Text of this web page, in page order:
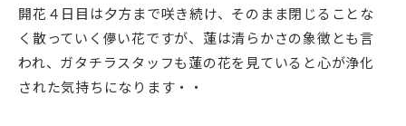
開花４日目は夕方まで咲き続け、そのまま閉じることな
く散っていく儚い花ですが、蓮は清らかさの象徴とも言
われ、ガタチラスタッフも蓮の花を見ていると心が浄化
された気持ちになります・・